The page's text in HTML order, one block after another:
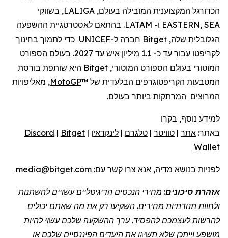
הכדורגל המקצוענית המובילה בעולם, LALIGA, בשווקי
EASTERN, SEA ו- LATAM. בהתאם לאסטרטגיית ההשפעה
הגלובלית שלה, Bitget חברה ל-
UNICEF כדי לתמוך בחינוך
לקריפטו עבור עד כ- 1.1 מיליון איש עד 2027. בעולם הספורט
המוטורי בעולם הספורט המוטורי, Bitget היא שותפת בורסת
המטבעות הקריפטוגרפים הבלעדית של ™MotoGP, מאליפויות
המרוצים המרתקות ביותר בעולם.
למידע נוסף, בקרו
באתר: אתר | טוויטר | טלגרם | לינקדאין |
Discord | Bitget
Wallet
לפניות בנושא מדיה, אנא צרו קשר עם: media@bitget.com
אזהרת סיכונים: מחירי הנכסים הדיגיטליים עשויים להשתנות
ולחוות תנודתיות מחירים. השקיעו רק את מה שאתם יכולים
להרשות לעצמכם להפסיד. ערך ההשקעה שלכם עשוי להיות
מושפע וייתכן שלא תשיגו את היעדים הפיננסיים שלכם או